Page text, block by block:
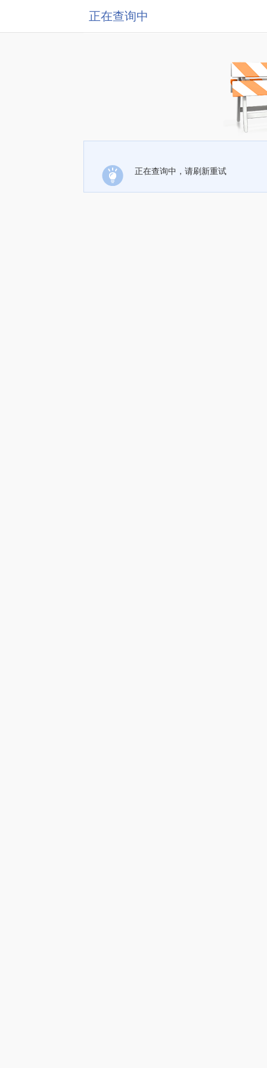
正在查询中
正在查询中，请刷新重试